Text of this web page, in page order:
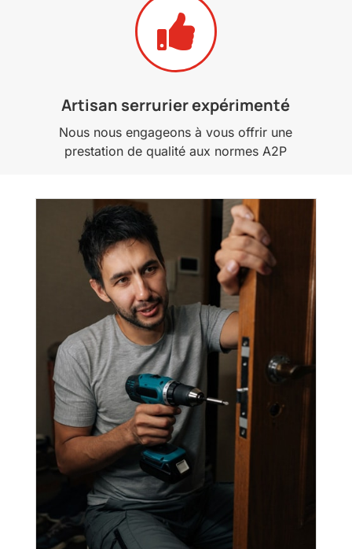

Artisan serrurier expérimenté
Nous nous engageons à vous offrir une
prestation de qualité aux normes A2P